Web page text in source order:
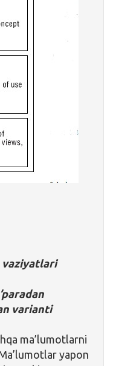
varianti
ma’lumotlarni
yapon